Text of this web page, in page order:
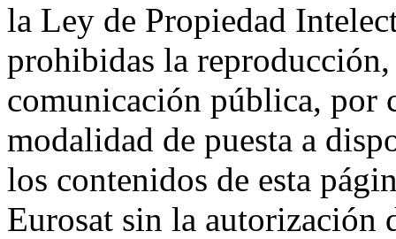
la Ley de Propiedad
prohibidas la
comunicación pública, por
modalidad de puesta a
los contenidos de esta
Eurosat sin la autorización